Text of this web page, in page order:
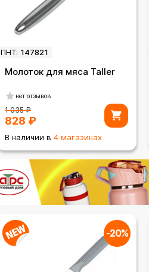
ПНТ: 147821
Молоток для мяса Taller
нет отзывов
1 035₽
828 ₽
В наличии в 4 магазинах
-20%